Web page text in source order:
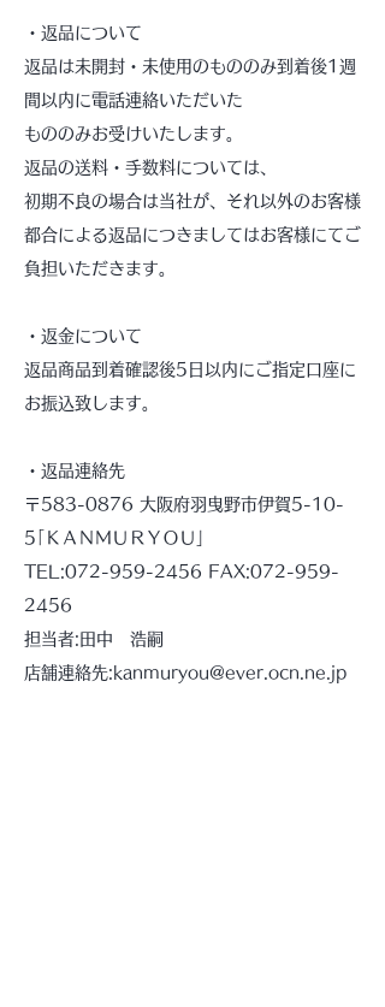
・返品について
返品は未開封・未使用のもののみ到着後1週
間以内に電話連絡いただいた
もののみお受けいたします。
返品の送料・手数料については、
初期不良の場合は当社が、それ以外のお客様
都合による返品につきましてはお客様にてご
負担いただきます。
・返金について
返品商品到着確認後5日以内にご指定口座に
お振込致します。
・返品連絡先
〒583-0876 大阪府羽曳野市伊賀5-10-
5｢ＫＡＮＭＵＲＹＯＵ」
TEL:072-959-2456 FAX:072-959-
2456
担当者:田中 浩嗣
店舗連絡先:kanmuryou@ever.ocn.ne.jp